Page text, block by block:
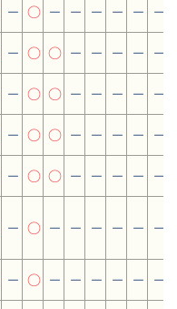
－ ○ － － － － － －
－ ○ ○ － － － － －
－ ○ ○ － － － － －
－ ○ ○ － － － － －
－ ○ ○ － － － － －
－ ○ － － － － － －
－ ○ － － － － － －